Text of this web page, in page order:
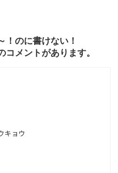
！のに書けない！
コメントがあります。
キョウ